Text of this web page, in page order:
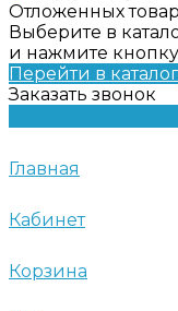
Отложенных
Выберите в
и нажмите кнопку
Перейти в каталог
Заказать звонок
Главная
Кабинет
Корзина